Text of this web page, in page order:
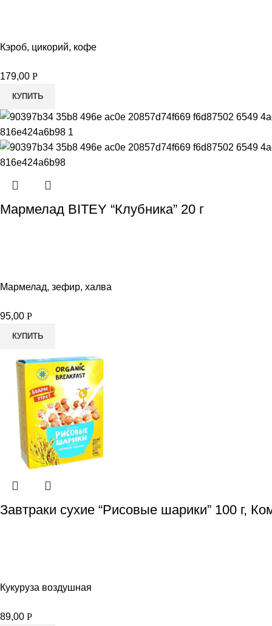
Кэроб, цикорий, кофе
179,00 Р
КУПИТЬ
Мармелад BITEY “Клубника” 20 г
Мармелад, зефир, халва
95,00 Р
КУПИТЬ
Завтраки сухие “Рисовые шарики” 100 г,
Кукуруза воздушная
89,00 Р